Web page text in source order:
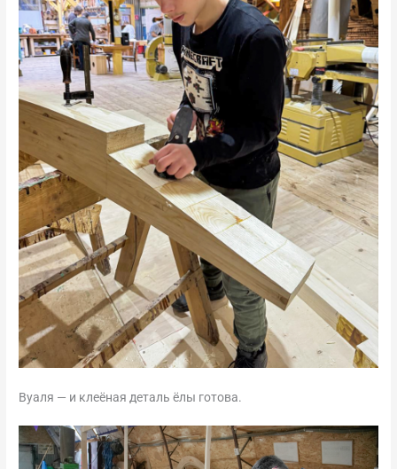
Вуаля — и клеёная деталь ёлы готова.